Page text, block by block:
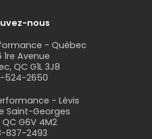
nous
- Québec
1re Avenue
QC G1L 3J8
524-2650
- Lévis
Saint-Georges
QC G6V 4M2
837-2493